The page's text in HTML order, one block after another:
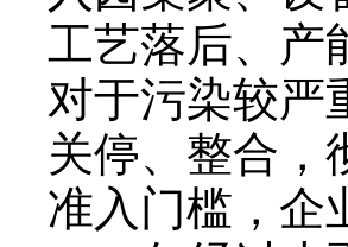
工艺落后、产
对于污染较严
关停、整合，
准入门槛，企